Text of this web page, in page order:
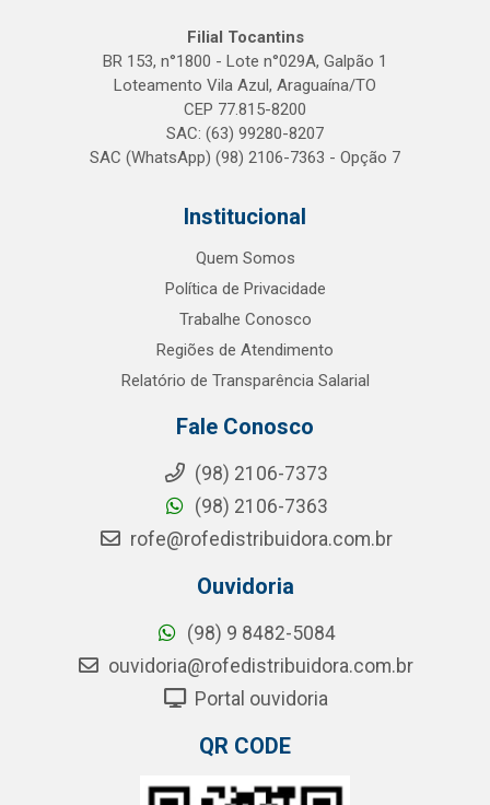
Filial Tocantins
BR 153, n°1800 - Lote n°029A, Galpão 1
Loteamento Vila Azul, Araguaína/TO
CEP 77.815-8200
SAC: (63) 99280-8207
SAC (WhatsApp) (98) 2106-7363 - Opção 7
Institucional
Quem Somos
Política de Privacidade
Trabalhe Conosco
Regiões de Atendimento
Relatório de Transparência Salarial
Fale Conosco
(98) 2106-7373
(98) 2106-7363
rofe@rofedistribuidora.com.br
Ouvidoria
(98) 9 8482-5084
ouvidoria@rofedistribuidora.com.br
Portal ouvidoria
QR CODE